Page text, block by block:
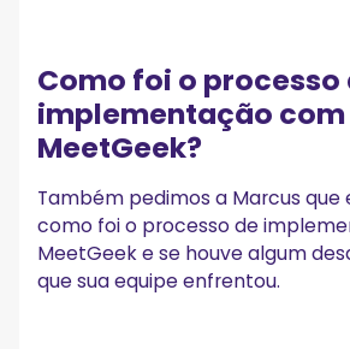
Como foi o processo
implementação com
MeetGeek?
Também pedimos a Marcus que
como foi o processo de
MeetGeek e se houve algum
que sua equipe enfrentou.